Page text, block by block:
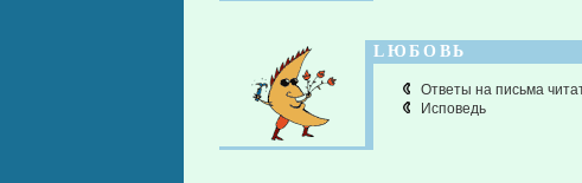
LЮБОВЬ
Ответы на письма
Исповедь